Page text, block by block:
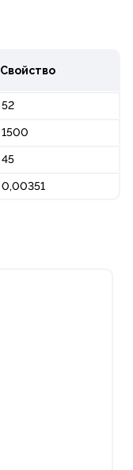
Свойство
52
1500
45
0,00351